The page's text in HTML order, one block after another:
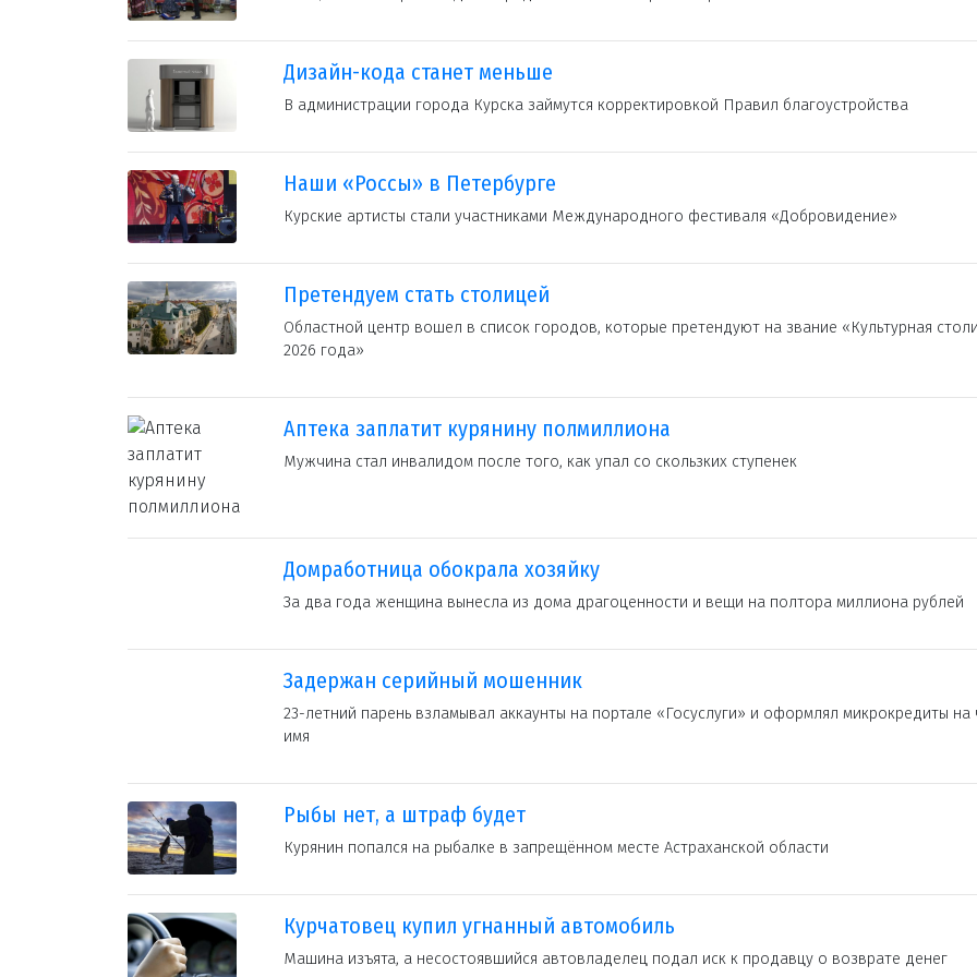
Дизайн-кода станет меньше
В администрации города Курска займутся корректировкой Правил благоустройства
Наши «Россы» в Петербурге
Курские артисты стали участниками Международного фестиваля «Добровидение»
Претендуем стать столицей
Областной центр вошел в список городов, которые претендуют на звание «Культурная
2026 года»
Аптека заплатит курянину полмиллиона
Мужчина стал инвалидом после того, как упал со скользких ступенек
Домработница обокрала хозяйку
За два года женщина вынесла из дома драгоценности и вещи на полтора миллиона рублей
Задержан серийный мошенник
23-летний парень взламывал аккаунты на портале «Госуслуги» и оформлял микрокредиты
имя
Рыбы нет, а штраф будет
Курянин попался на рыбалке в запрещённом месте Астраханской области
Курчатовец купил угнанный автомобиль
Машина изъята, а несостоявшийся автовладелец подал иск к продавцу о возврате денег